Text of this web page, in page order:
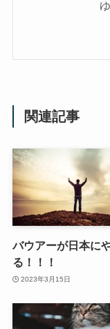
関連記事
バウアーが日本に
る！！！
2023年3月15日